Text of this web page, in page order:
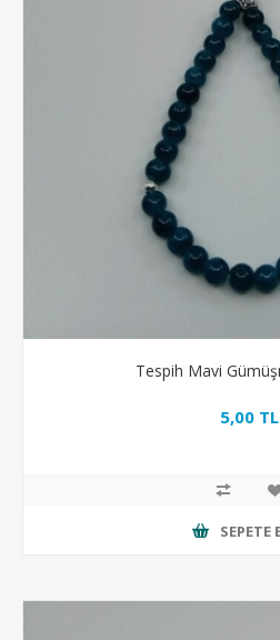
Tespih Mavi
5,00 TL
SEPETE